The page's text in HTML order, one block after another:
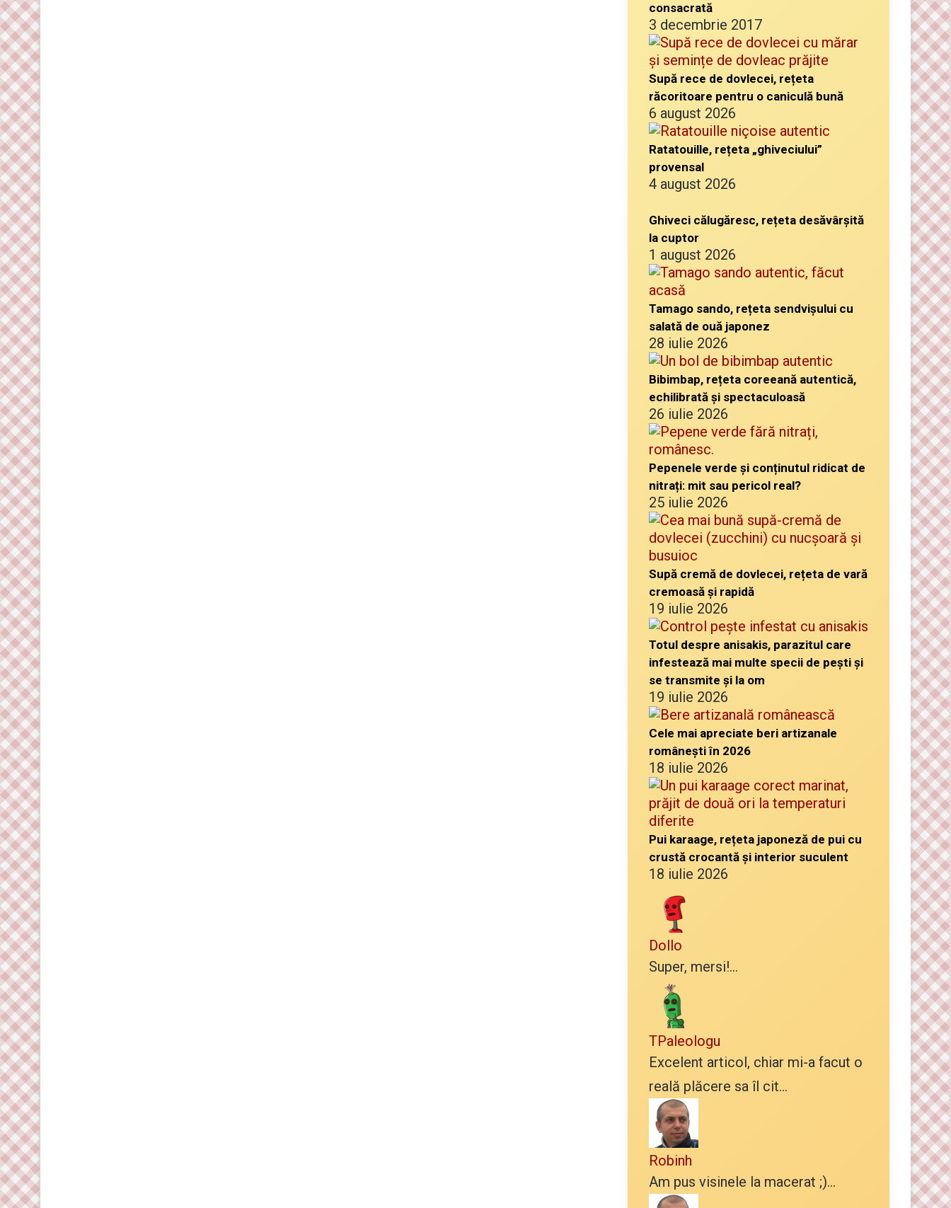
consacrată
3 decembrie 2017
Supă rece de dovlecei, rețeta
răcoritoare pentru o caniculă bună
6 august 2026
Ratatouille, rețeta „ghiveciului”
provensal
4 august 2026
Ghiveci călugăresc, rețeta desăvârșită
la cuptor
1 august 2026
Tamago sando, rețeta sendvișului cu
salată de ouă japonez
28 iulie 2026
Bibimbap, rețeta coreeană autentică,
echilibrată și spectaculoasă
26 iulie 2026
Pepenele verde și conținutul ridicat de
nitrați: mit sau pericol real?
25 iulie 2026
Supă cremă de dovlecei, rețeta de vară
cremoasă și rapidă
19 iulie 2026
Totul despre anisakis, parazitul care
infestează mai multe specii de pești și
se transmite și la om
19 iulie 2026
Cele mai apreciate beri artizanale
românești în 2026
18 iulie 2026
Pui karaage, rețeta japoneză de pui cu
crustă crocantă și interior suculent
18 iulie 2026
Dollo
Super, mersi!...
TPaleologu
Excelent articol, chiar mi-a facut o
reală plăcere sa îl cit...
Robinh
Am pus visinele la macerat ;)...